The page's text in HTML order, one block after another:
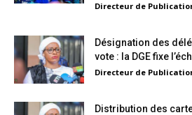
Directeur de
Désignation des
vote : la DGE fixe
Directeur de
Distribution des